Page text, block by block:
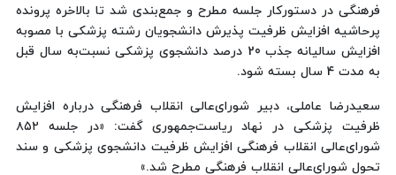
فرهنگی در دستورکار جلسه مطرح و جمع‌بندی شد تا بالاخره پرونده
پرحاشیه افزایش ظرفیت پذیرش دانشجویان رشته پزشکی با مصوبه
افزایش سالیانه جذب 20 درصد دانشجوی پزشکی نسبت‌به سال قبل
به مدت 4 سال بسته شود.
سعیدرضا عاملی، دبیر شورای‌عالی انقلاب فرهنگی درباره افزایش
ظرفیت پزشکی در نهاد ریاست‌جمهوری گفت: «در جلسه ۸۵۲
شورای‌عالی انقلاب فرهنگی افزایش ظرفیت دانشجوی پزشکی و سند
تحول شورای‌عالی انقلاب فرهنگی مطرح شد.»